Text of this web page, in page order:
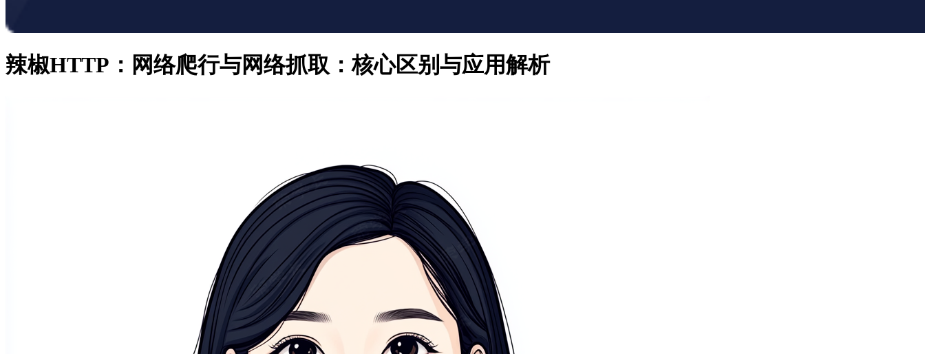
辣椒HTTP：网络爬行与网络抓取：核心区别与应用解析